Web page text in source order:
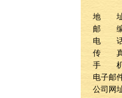
地 址
邮 编
电 话
传 真
手 机
电子邮
公司网